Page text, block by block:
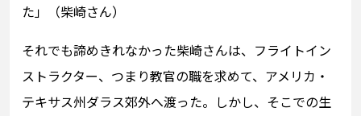
た」（柴崎さん）
それでも諦めきれなかった柴崎さんは、フライトイン
ストラクター、つまり教官の職を求めて、アメリカ・
テキサス州ダラス郊外へ渡った。しかし、そこでの生